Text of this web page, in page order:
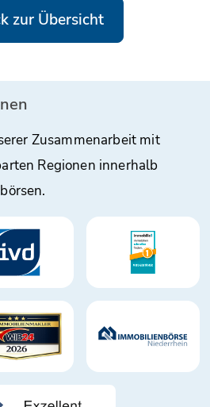
zur Übersicht
Zusammenarbeit mit
Regionen innerhalb